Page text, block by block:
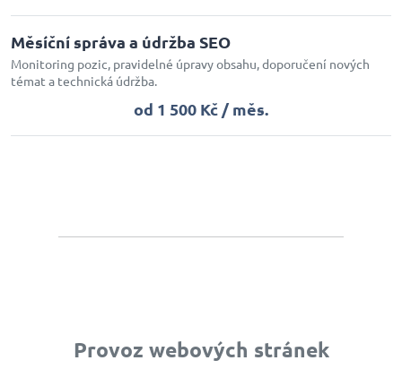
Měsíční správa a údržba SEO
Monitoring pozic, pravidelné úpravy obsahu, doporučení nových
témat a technická údržba.
od 1 500 Kč / měs.
Provoz webových stránek